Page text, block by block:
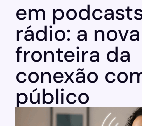
em
rádio: a nova
fronteira da
conexão
público